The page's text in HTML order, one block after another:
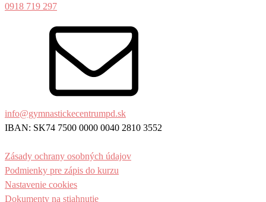
0918 719 297
info@gymnastickecentrumpd.sk
IBAN: SK74 7500 0000 0040 2810 3552
Zásady ochrany osobných údajov
Podmienky pre zápis do kurzu
Nastavenie cookies
Dokumenty na stiahnutie